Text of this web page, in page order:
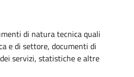
di natura tecnica quali
e di settore, documenti di
servizi, statistiche e altre